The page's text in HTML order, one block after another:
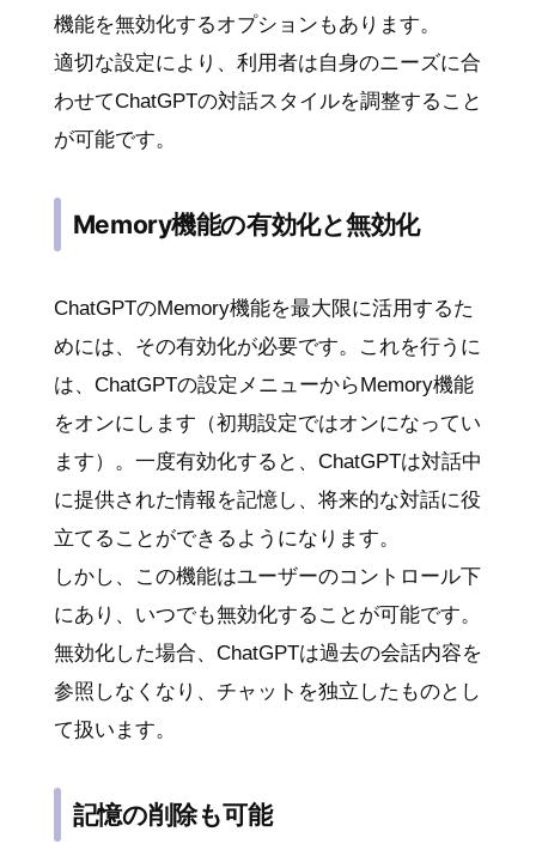
機能を無効化するオプションもあります。
適切な設定により、利用者は自身のニーズに合
わせてChatGPTの対話スタイルを調整すること
が可能です。
Memory機能の有効化と無効化
ChatGPTのMemory機能を最大限に活用するた
めには、その有効化が必要です。これを行うに
は、ChatGPTの設定メニューからMemory機能
をオンにします（初期設定ではオンになってい
ます）。一度有効化すると、ChatGPTは対話中
に提供された情報を記憶し、将来的な対話に役
立てることができるようになります。
しかし、この機能はユーザーのコントロール下
にあり、いつでも無効化することが可能です。
無効化した場合、ChatGPTは過去の会話内容を
参照しなくなり、チャットを独立したものとし
て扱います。
記憶の削除も可能